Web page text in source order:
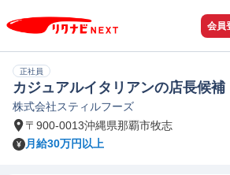
会員
正社員
カジュアルイタリアンの店長候補
株式会社スティルフーズ
〒900-0013沖縄県那覇市牧志
月給30万円以上